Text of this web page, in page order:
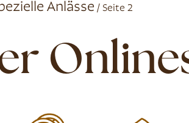
Anlässe / Seite 2